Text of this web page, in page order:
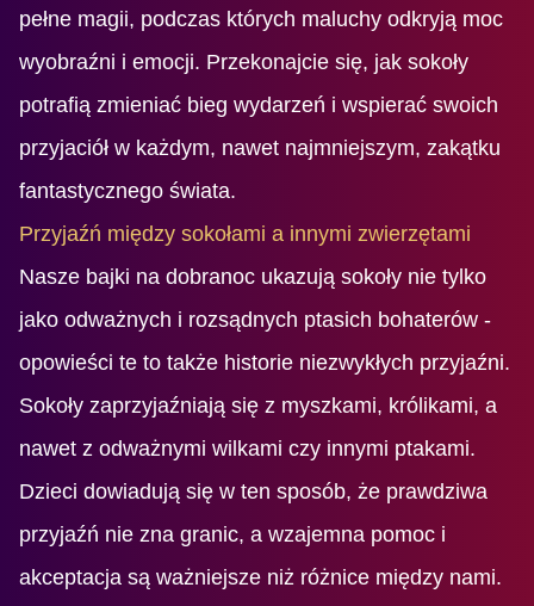
pełne magii, podczas których maluchy odkryją moc
wyobraźni i emocji. Przekonajcie się, jak sokoły
potrafią zmieniać bieg wydarzeń i wspierać swoich
przyjaciół w każdym, nawet najmniejszym, zakątku
fantastycznego świata.
Przyjaźń między sokołami a innymi zwierzętami
Nasze bajki na dobranoc ukazują sokoły nie tylko
jako odważnych i rozsądnych ptasich bohaterów -
opowieści te to także historie niezwykłych przyjaźni.
Sokoły zaprzyjaźniają się z myszkami, królikami, a
nawet z odważnymi wilkami czy innymi ptakami.
Dzieci dowiadują się w ten sposób, że prawdziwa
przyjaźń nie zna granic, a wzajemna pomoc i
akceptacja są ważniejsze niż różnice między nami.